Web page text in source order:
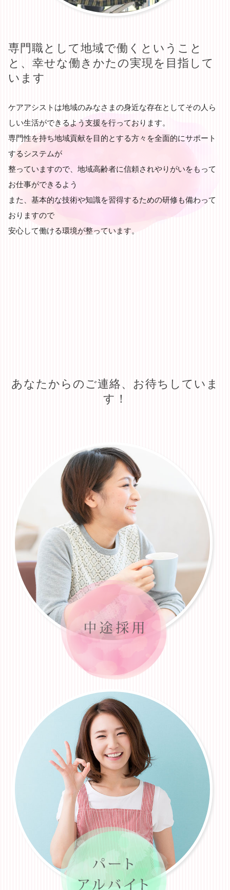
専門職として地域で働くということ
と、幸せな働きかたの実現を目指して
います
ケアアシストは地域のみなさまの身近な存在としてその人ら
しい生活ができるよう支援を行っております。
専門性を持ち地域貢献を目的とする方々を全面的にサポート
するシステムが
整っていますので、地域高齢者に信頼されやりがいをもって
お仕事ができるよう
また、基本的な技術や知識を習得するための研修も備わって
おりますので
安心して働ける環境が整っています。
あなたからのご連絡、お待ちしていま
す！